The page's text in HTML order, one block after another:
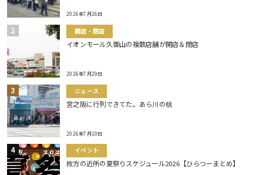
2026年7月26日
開店・閉店
イオンモール久御山の複数店舗が開店＆閉店
2026年7月29日
ニュース
宮之阪に行列できてた。あら川の桃
2026年7月10日
イベント
枚方の近所の夏祭りスケジュール2026【ひらつーまとめ】